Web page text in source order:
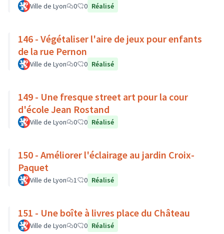
Ville de Lyon 0 0 Réalisé
146 - Végétaliser l'aire de jeux pour enfants
de la rue Pernon
Ville de Lyon 0 0 Réalisé
149 - Une fresque street art pour la cour
d'école Jean Rostand
Ville de Lyon 0 0 Réalisé
150 - Améliorer l'éclairage au jardin Croix-
Paquet
Ville de Lyon 1 0 Réalisé
151 - Une boîte à livres place du Château
Ville de Lyon 0 0 Réalisé